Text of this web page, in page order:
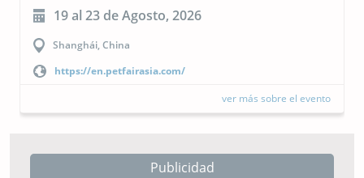
23 al 24 de Septiembre, 2026
Buenos Aires, Argentina
https://cipal.com.ar/?lang=es
ver más sobre el evento
Publicidad